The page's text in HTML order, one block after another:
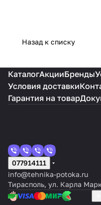
Назад к списку
КаталогАкцииБренды
Условия доставки
Гарантия на товар
077914111
info@tehnika-potoka.ru
Тирасполь, ул. Карла